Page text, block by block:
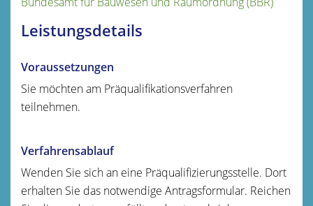
Leistungsdetails
Voraussetzungen
Sie möchten am Präqualifikationsverfahren
teilnehmen.
Verfahrensablauf
Wenden Sie sich an eine Präqualifizierungsstelle. Dort
erhalten Sie das notwendige Antragsformular. Reichen